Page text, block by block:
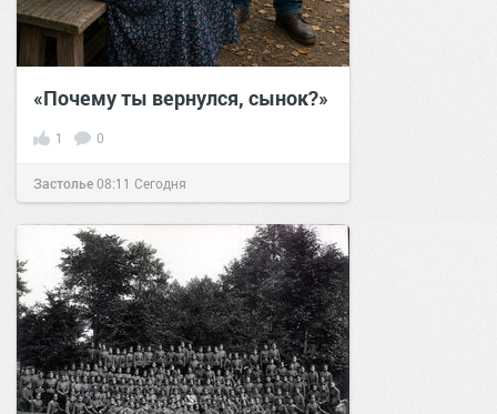
«Почему ты вернулся, сынок?»
1 0
Застолье08:11 Сегодня